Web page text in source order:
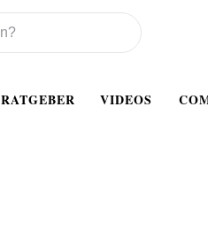
RATGEBER VIDEOS